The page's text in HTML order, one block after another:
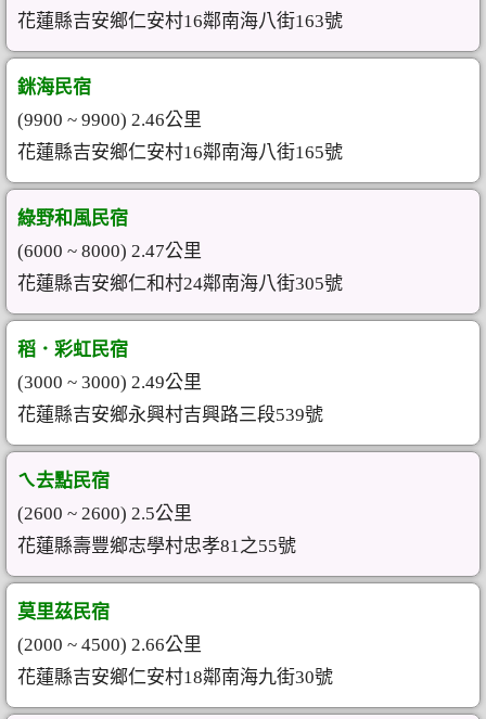
花蓮縣吉安鄉仁安村16鄰南海八街163號
銤海民宿
(9900 ~ 9900) 2.46公里
花蓮縣吉安鄉仁安村16鄰南海八街165號
綠野和風民宿
(6000 ~ 8000) 2.47公里
花蓮縣吉安鄉仁和村24鄰南海八街305號
稻．彩虹民宿
(3000 ~ 3000) 2.49公里
花蓮縣吉安鄉永興村吉興路三段539號
ㄟ去點民宿
(2600 ~ 2600) 2.5公里
花蓮縣壽豐鄉志學村忠孝81之55號
莫里茲民宿
(2000 ~ 4500) 2.66公里
花蓮縣吉安鄉仁安村18鄰南海九街30號